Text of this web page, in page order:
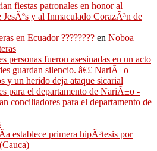
fiestas patronales en honor al
JesÃºs y al Inmaculado CorazÃ³n de
en Ecuador ???????? en Noboa
personas fueron asesinadas en un acto
guardan silencio. â€£ NariÃ±o
y un herido deja ataque sicarial
para el departamento de NariÃ±o -
conciliadores para el departamento de
establece primera hipÃ³tesis por